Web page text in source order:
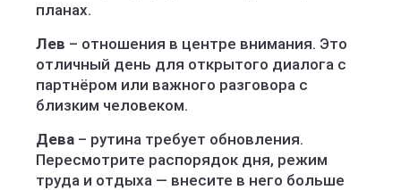
планах.
Лев – отношения в центре внимания. Это
отличный день для открытого диалога с
партнёром или важного разговора с
близким человеком.
Дева – рутина требует обновления.
Пересмотрите распорядок дня, режим
труда и отдыха — внесите в него больше